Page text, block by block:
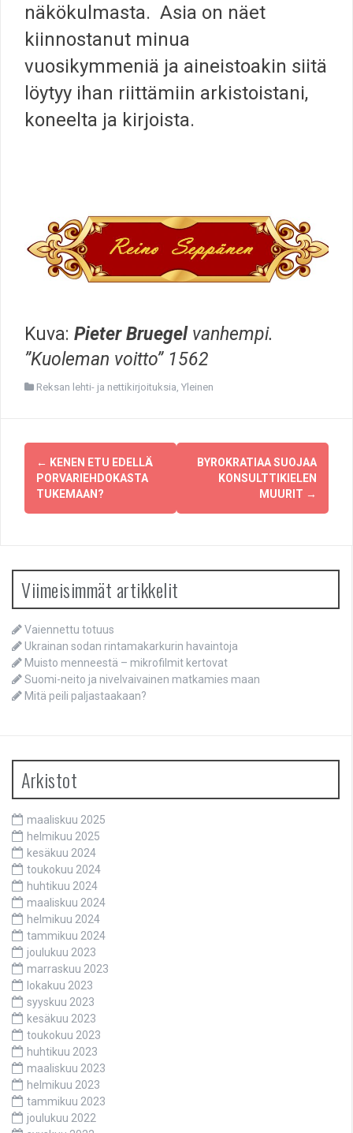
näkökulmasta. Asia on näet
kiinnostanut minua
vuosikymmeniä ja aineistoakin siitä
löytyy ihan riittämiin arkistoistani,
koneelta ja kirjoista.
Kuva: Pieter Bruegel vanhempi.
”Kuoleman voitto” 1562
Reksan lehti- ja nettikirjoituksia, Yleinen
Post
navigation
← KENEN ETU EDELLÄ
PORVARIEHDOKASTA
TUKEMAAN?
BYROKRATIAA SUOJAA
KONSULTTIKIELEN
MUURIT →
Viimeisimmät artikkelit
Vaiennettu totuus
Ukrainan sodan rintamakarkurin havaintoja
Muisto menneestä – mikrofilmit kertovat
Suomi-neito ja nivelvaivainen matkamies maan
Mitä peili paljastaakaan?
Arkistot
maaliskuu 2025
helmikuu 2025
kesäkuu 2024
toukokuu 2024
huhtikuu 2024
maaliskuu 2024
helmikuu 2024
tammikuu 2024
joulukuu 2023
marraskuu 2023
lokakuu 2023
syyskuu 2023
kesäkuu 2023
toukokuu 2023
huhtikuu 2023
maaliskuu 2023
helmikuu 2023
tammikuu 2023
joulukuu 2022